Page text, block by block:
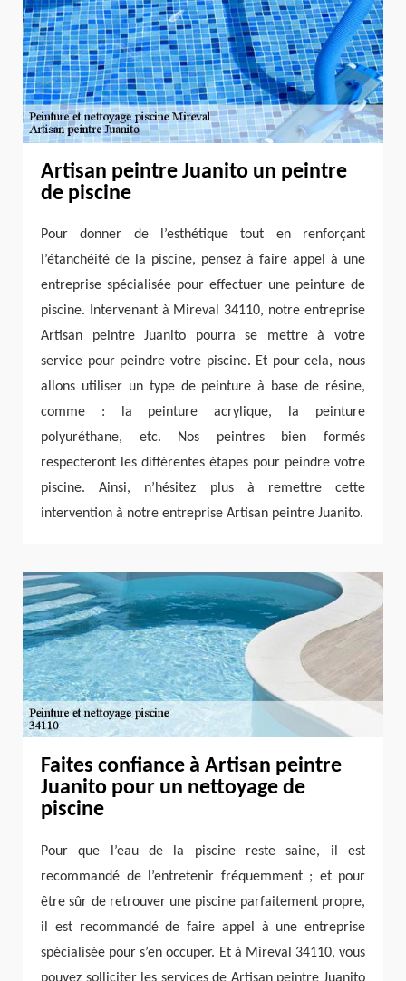
Artisan peintre Juanito un peintre
de piscine
Pour donner de l’esthétique tout en renforçant
l’étanchéité de la piscine, pensez à faire appel à une
entreprise spécialisée pour effectuer une peinture de
piscine. Intervenant à Mireval 34110, notre entreprise
Artisan peintre Juanito pourra se mettre à votre
service pour peindre votre piscine. Et pour cela, nous
allons utiliser un type de peinture à base de résine,
comme : la peinture acrylique, la peinture
polyuréthane, etc. Nos peintres bien formés
respecteront les différentes étapes pour peindre votre
piscine. Ainsi, n’hésitez plus à remettre cette
intervention à notre entreprise Artisan peintre Juanito.
Faites confiance à Artisan peintre
Juanito pour un nettoyage de
piscine
Pour que l’eau de la piscine reste saine, il est
recommandé de l’entretenir fréquemment ; et pour
être sûr de retrouver une piscine parfaitement propre,
il est recommandé de faire appel à une entreprise
spécialisée pour s’en occuper. Et à Mireval 34110, vous